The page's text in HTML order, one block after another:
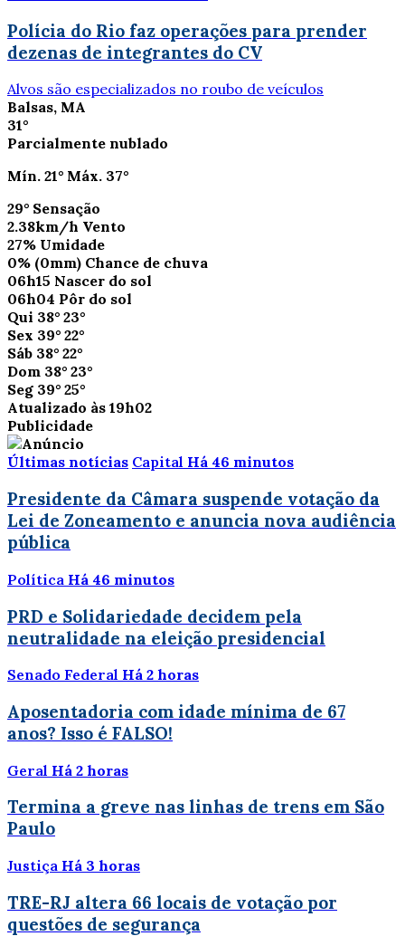
Polícia do Rio faz operações para prender
dezenas de integrantes do CV
Alvos são especializados no roubo de veículos
Balsas, MA
31°
Parcialmente nublado
Mín. 21° Máx. 37°
29° Sensação
2.38km/h Vento
27% Umidade
0% (0mm) Chance de chuva
06h15 Nascer do sol
06h04 Pôr do sol
Qui 38° 23°
Sex 39° 22°
Sáb 38° 22°
Dom 38° 23°
Seg 39° 25°
Atualizado às 19h02
Publicidade
Últimas notícias Capital Há 46 minutos
Presidente da Câmara suspende votação da
Lei de Zoneamento e anuncia nova audiência
pública
Política Há 46 minutos
PRD e Solidariedade decidem pela
neutralidade na eleição presidencial
Senado Federal Há 2 horas
Aposentadoria com idade mínima de 67
anos? Isso é FALSO!
Geral Há 2 horas
Termina a greve nas linhas de trens em São
Paulo
Justiça Há 3 horas
TRE-RJ altera 66 locais de votação por
questões de segurança